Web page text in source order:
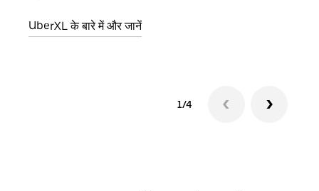
UberXL के बारे में और जानें
1/4